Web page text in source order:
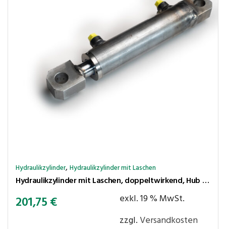
Hydraulikzylinder,Hydraulikzylinder mit Laschen
Hydraulikzylinder mit Laschen, doppeltwirkend, Hub 450 mm, Kolben ⌀50 mm, Stange ⌀25 mm
201,75€
exkl. 19 % MwSt.
zzgl.Versandkosten